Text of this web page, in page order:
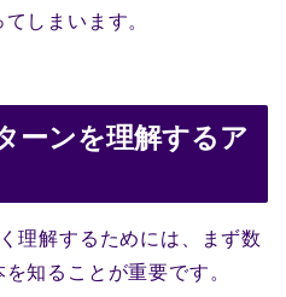
しまいます。
ーンを理解するア
理解するためには、まず数
知ることが重要です。